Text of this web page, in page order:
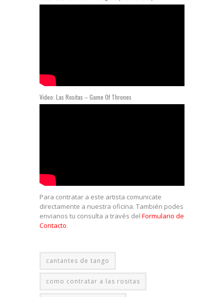
Video: Las Rositas – Game Of Thrones
Para contratar a este artista comunicate
directamente a nuestra oficina. También podes
envianos tu consulta a través del Formulario de
Contacto.
cantantes de tango
como contratar a las rositas